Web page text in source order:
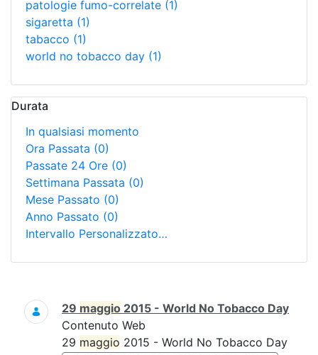
patologie fumo-correlate (1)
sigaretta (1)
tabacco (1)
world no tobacco day (1)
Durata
In qualsiasi momento
Ora Passata (0)
Passate 24 Ore (0)
Settimana Passata (0)
Mese Passato (0)
Anno Passato (0)
Intervallo Personalizzato…
Ricerca
29 maggio 2015 - World No Tobacco Day
Contenuto Web
29 maggio 2015 - World No Tobacco Day